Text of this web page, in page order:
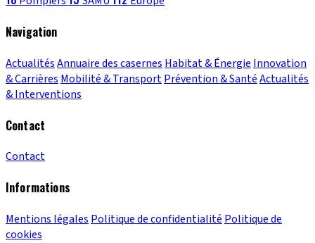
Navigation
ActualitésAnnuaire des casernes Habitat & Énergie Innovation
& Carrières Mobilité & TransportPrévention & SantéActualités
& Interventions
Contact
Contact
Informations
Mentions légales Politique de confidentialité Politique de
cookies